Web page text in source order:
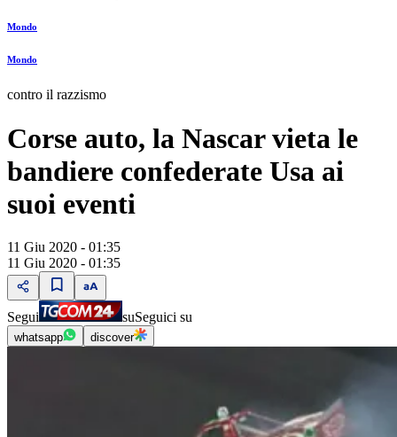
Mondo
Mondo
contro il razzismo
Corse auto, la Nascar vieta le
bandiere confederate Usa ai
suoi eventi
11 Giu 2020 - 01:35
11 Giu 2020 - 01:35
Segui suSeguici su
whatsapp discover